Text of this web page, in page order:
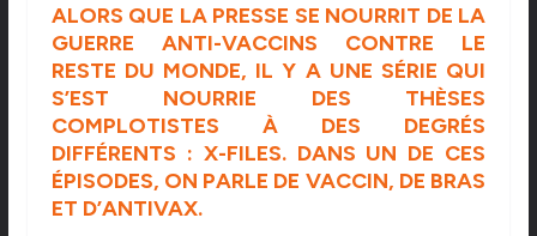
ALORS QUE LA PRESSE SE NOURRIT DE LA
GUERRE ANTI-VACCINS CONTRE LE
RESTE DU MONDE, IL Y A UNE SÉRIE QUI
S’EST NOURRIE DES THÈSES
COMPLOTISTES À DES DEGRÉS
DIFFÉRENTS : X-FILES.DANS UN DE CES
ÉPISODES, ON PARLE DE VACCIN, DE BRAS
ET D’ANTIVAX.